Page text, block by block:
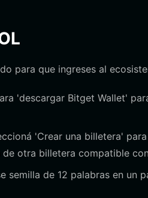
para que ingreses al
'descargar Bitget Wallet'
'Crear una billetera'
otra billetera compatible
semilla de 12 palabras en un